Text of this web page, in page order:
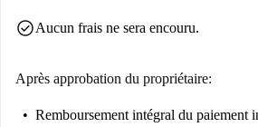
emplacement vous offrira un cadre de vie riche.
check_circleAucun frais ne sera encouru.
Après approbation du propriétaire:
Remboursement intégral du paiement